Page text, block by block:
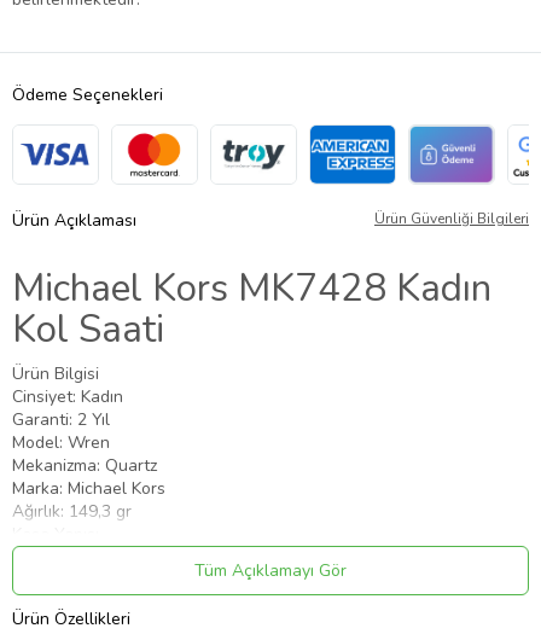
Ödeme Seçenekleri
Ürün Açıklaması Ürün Güvenliği Bilgileri
Michael Kors MK7428 Kadın
Kol Saati
Ürün Bilgisi
Cinsiyet: Kadın
Garanti: 2 Yıl
Model: Wren
Mekanizma: Quartz
Marka: Michael Kors
Ağırlık: 149,3 gr
Cam Özellik: Mineral
Kasa Çapı: 42 mm
Kasa Kalinlik: 11 mm
Tüm Açıklamayı Gör
Ürün Özellikleri